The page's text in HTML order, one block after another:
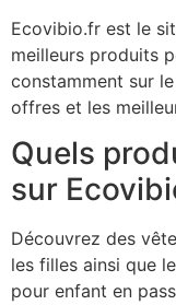
Ecovibio.fr est le
meilleurs produits
constamment sur
offres et les
Quels
sur
Découvrez des
les filles ainsi que
pour enfant en